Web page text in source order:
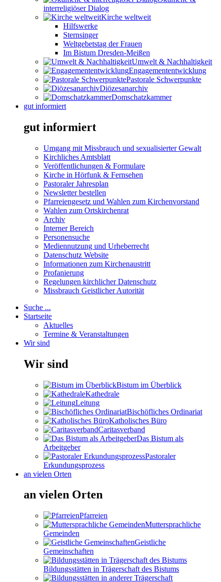
interreligiöser Dialog
Kirche weltweit
Hilfswerke
Sternsinger
Weltgebetstag der Frauen
Im Bistum Dresden-Meißen
Umwelt & Nachhaltigkeit
Engagemententwicklung
Pastorale Schwerpunkte
Diözesanarchiv
Domschatzkammer
gut informiert
gut informiert
Umgang mit Missbrauch und sexualisierter Gewalt
Kirchliches Amtsblatt
Veröffentlichungen & Formulare
Kirche in Hörfunk & Fernsehen
Pastoraler Jahresplan
Newsletter bestellen
Pfarreiengesetz und Wahlen zum Kirchenvorstand
Wahlen zum Ortskirchenrat
Archiv
Interner Bereich
Personensuche
Mediennutzung und Urheberrecht
Datenschutz Website
Informationen zum Kirchenaustritt
Profanierung
Regelungen kirchlicher Datenschutz
Missbrauch Geistlicher Autorität
Suche ...
Startseite
Aktuelles
Termine & Veranstaltungen
Wir sind
Wir sind
Bistum im Überblick
Kathedrale
Leitung
Bischöfliches Ordinariat
Katholisches Büro
Caritasverband
Das Bistum als
Arbeitgeber
Pastoraler
Erkundungsprozess
an vielen Orten
an vielen Orten
Pfarreien
Muttersprachliche
Gemeinden
Geistliche
Gemeinschaften
Bildungsstätten in Trägerschaft des Bistums